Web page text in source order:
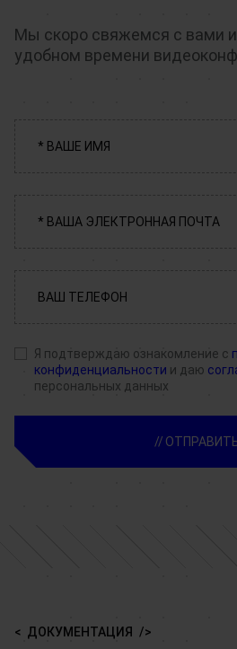
Мы скоро свяжемся с вами
удобном времени
Я подтверждаю ознакомление с
конфиденциальности и даю
персональных данных
ДОКУМЕНТАЦИЯ